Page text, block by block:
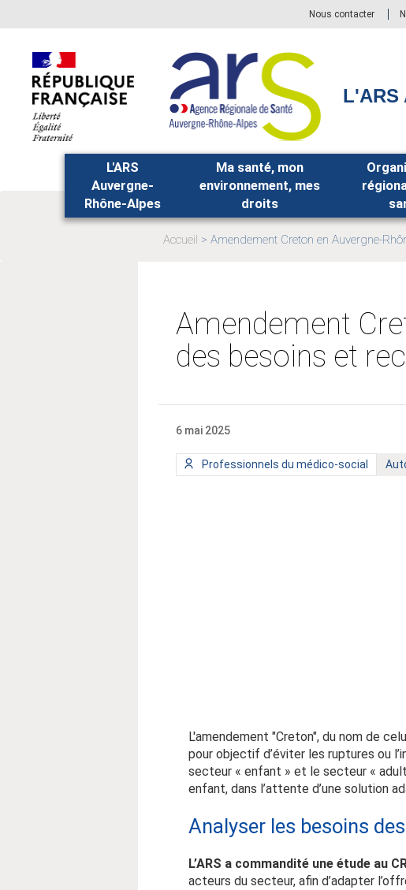
principal,
Nous contacter
L'ARS
L'ARS
Auvergne-
Rhône-Alpes
Ma santé, mon
environnement, mes
droits
Accueil
Amendement Creton en Auvergne-
Amendement
des besoins et
6 mai 2025
Type
de
Professionnels du médico-social
Mot
L'amendement "Creton", du nom de
pour objectif d’éviter les ruptures ou
secteur « enfant » et le secteur «
enfant, dans l’attente d’une solution
Analyser les besoins
L’ARS a commandité une étude au
acteurs du secteur, afin d’adapter